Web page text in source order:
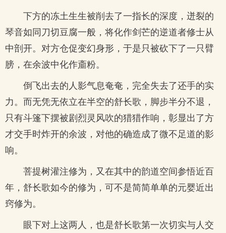
下方的冻土生生被削去了一指长的深度，迸裂的
琴音如同刀切豆腐一般，将化作剑芒的逆道者修士从
中剖开。对方仓促变幻身形，于是只被砍下了一只臂
膀，在余波中化作齑粉。
倒飞出去的人影气息奄奄，完全失去了还手的实
力。而无凭无依立在半空的舒长歌，脚步半分不退，
只有斗篷下摆被剧烈灵风吹的猎猎作响，彰显出了方
才交手时炸开的余波，对他的确造成了微不足道的影
响。
菩提树灌注修为，又在其中的韵道空间参悟近百
年，舒长歌如今的修为，可不是简简单单的元婴近出
窍修为。
眼下对上这两人，也是舒长歌第一次切实与人交